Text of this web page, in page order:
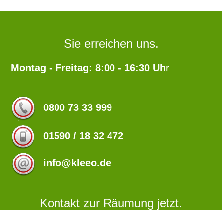
Sie erreichen uns.
Montag - Freitag: 8:00 - 16:30 Uhr
0800 73 33 999
01590 / 18 32 472
info@kleeo.de
Kontakt zur Räumung jetzt.